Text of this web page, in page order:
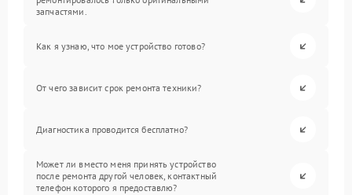
запчастями.
Как я узнаю, что мое устройство готово?
От чего зависит срок ремонта техники?
Диагностика проводится бесплатно?
Может ли вместо меня принять устройство
после ремонта другой человек, контактный
телефон которого я предоставлю?